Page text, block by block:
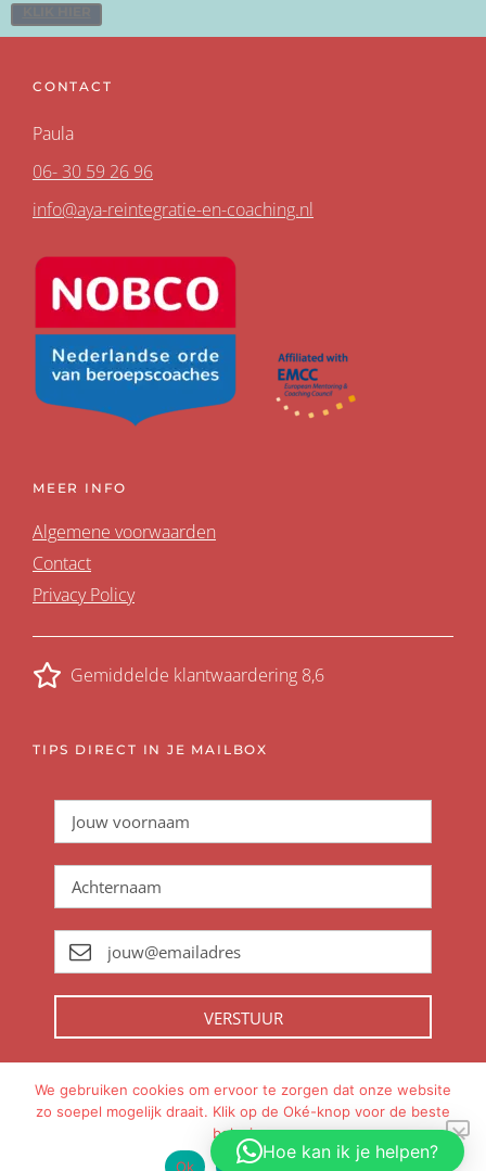
CONTACT
Paula
06- 30 59 26 96
info@aya-reintegratie-en-coaching.nl
MEER INFO
Algemene voorwaarden
Contact
Privacy Policy
Gemiddelde klantwaardering 8,6
TIPS DIRECT IN JE MAILBOX
VERSTUUR
gemaakt inAmsterdam
Hoe kan ik je helpen?
We gebruiken cookies om ervoor te zorgen dat onze website
zo soepel mogelijk draait. Klik op de Oké-knop voor de beste
beleving.
Ok
Privacy policy